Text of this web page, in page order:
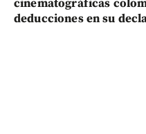
cinematográficas
deducciones en su